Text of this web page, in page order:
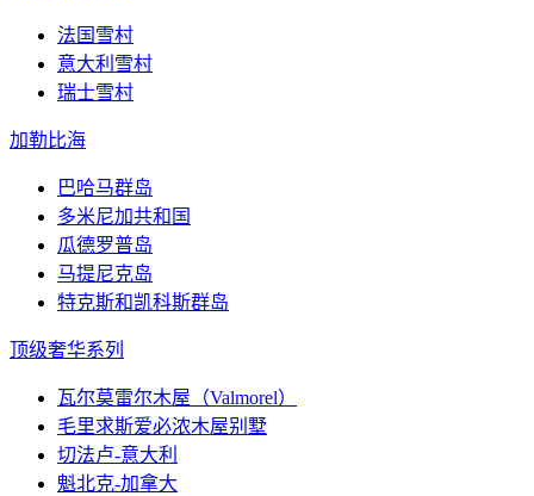
法国雪村
意大利雪村
瑞士雪村
加勒比海
巴哈马群岛
多米尼加共和国
瓜德罗普岛
马提尼克岛
特克斯和凯科斯群岛
顶级奢华系列
瓦尔莫雷尔木屋（Valmorel）
毛里求斯爱必浓木屋别墅
切法卢-意大利
魁北克-加拿大